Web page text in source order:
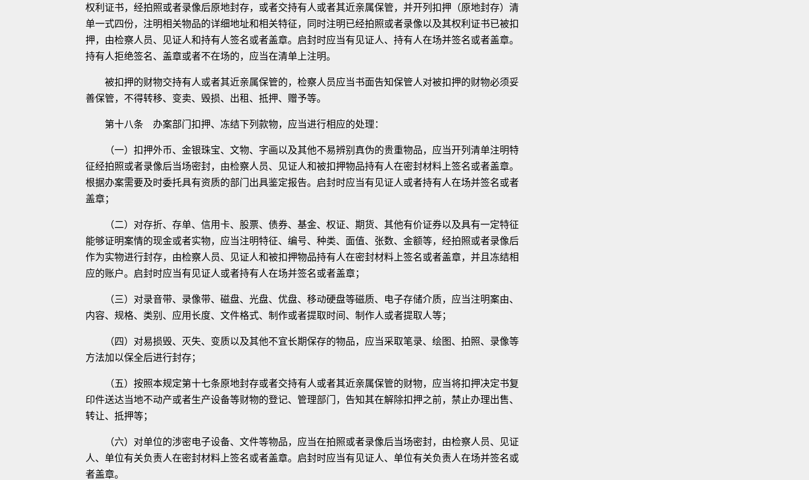
权利证书，经拍照或者录像后原地封存，或者交持有人或者其近亲属保管，并开列扣押（原地封存）清
单一式四份，注明相关物品的详细地址和相关特征，同时注明已经拍照或者录像以及其权利证书已被扣
押，由检察人员、见证人和持有人签名或者盖章。启封时应当有见证人、持有人在场并签名或者盖章。
持有人拒绝签名、盖章或者不在场的，应当在清单上注明。
被扣押的财物交持有人或者其近亲属保管的，检察人员应当书面告知保管人对被扣押的财物必须妥
善保管，不得转移、变卖、毁损、出租、抵押、赠予等。
第十八条 办案部门扣押、冻结下列款物，应当进行相应的处理：
（一）扣押外币、金银珠宝、文物、字画以及其他不易辨别真伪的贵重物品，应当开列清单注明特
征经拍照或者录像后当场密封，由检察人员、见证人和被扣押物品持有人在密封材料上签名或者盖章。
根据办案需要及时委托具有资质的部门出具鉴定报告。启封时应当有见证人或者持有人在场并签名或者
盖章；
（二）对存折、存单、信用卡、股票、债券、基金、权证、期货、其他有价证券以及具有一定特征
能够证明案情的现金或者实物，应当注明特征、编号、种类、面值、张数、金额等，经拍照或者录像后
作为实物进行封存，由检察人员、见证人和被扣押物品持有人在密封材料上签名或者盖章，并且冻结相
应的账户。启封时应当有见证人或者持有人在场并签名或者盖章；
（三）对录音带、录像带、磁盘、光盘、优盘、移动硬盘等磁质、电子存储介质，应当注明案由、
内容、规格、类别、应用长度、文件格式、制作或者提取时间、制作人或者提取人等；
（四）对易损毁、灭失、变质以及其他不宜长期保存的物品，应当采取笔录、绘图、拍照、录像等
方法加以保全后进行封存；
（五）按照本规定第十七条原地封存或者交持有人或者其近亲属保管的财物，应当将扣押决定书复
印件送达当地不动产或者生产设备等财物的登记、管理部门，告知其在解除扣押之前，禁止办理出售、
转让、抵押等；
（六）对单位的涉密电子设备、文件等物品，应当在拍照或者录像后当场密封，由检察人员、见证
人、单位有关负责人在密封材料上签名或者盖章。启封时应当有见证人、单位有关负责人在场并签名或
者盖章。